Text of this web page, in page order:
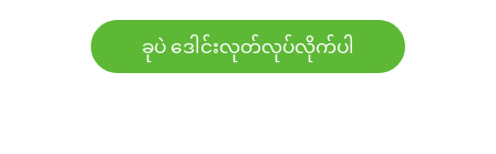
ခုပဲ ဒေါင်းလုတ်လုပ်လိုက်ပါ